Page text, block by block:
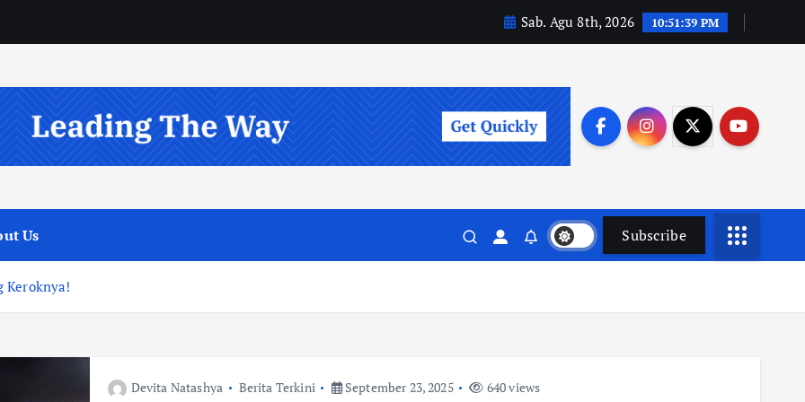
Sab. Agu 8th, 2026 10:51:40 PM
Us Subscribe
Keroknya!
Devita Natashya Berita Terkini September 23, 2025 640 views